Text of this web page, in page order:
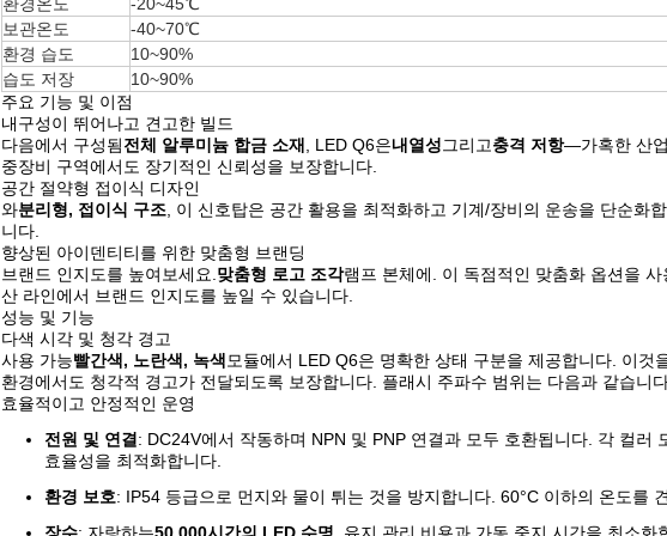
보관온도
-40~70℃
환경 습도
10~90%
습도 저장
10~90%
주요 기능 및 이점
내구성이 뛰어나고 견고한 빌드
다음에서 구성됨전체 알루미늄 합금 소재 , LED Q6은내열성그리고충격 저항—가혹한 산
중장비 구역에서도 장기적인 신뢰성을 보장합니다.
공간 절약형 접이식 디자인
와분리형, 접이식 구조 , 이 신호탑은 공간 활용을 최적화하고 기계/장비의 운송을 단순
니다.
향상된 아이덴티티를 위한 맞춤형 브랜딩
브랜드 인지도를 높여보세요. 맞춤형 로고 조각램프 본체에. 이 독점적인 맞춤화 옵션을
산 라인에서 브랜드 인지도를 높일 수 있습니다.
성능 및 기능
다색 시각 및 청각 경고
사용 가능빨간색, 노란색, 녹색 모듈에서 LED Q6은 명확한 상태 구분을 제공합니다. 이것
환경에서도 청각적 경고가 전달되도록 보장합니다. 플래시 주파수 범위는 다음과 같습니
효율적이고 안정적인 운영
전원 및 연결 : DC24V에서 작동하며 NPN 및 PNP 연결과 모두 호환됩니다. 각 컬
효율성을 최적화합니다.
환경 보호: IP54 등급으로 먼지와 물이 튀는 것을 방지합니다. 60°C 이하의 온도를